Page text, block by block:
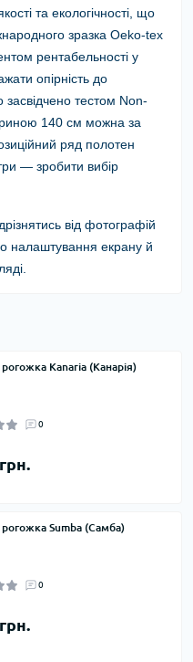
та екологічності, що
зразка Oeko-tex
рентабельності у
опірність до
засвідчено тестом Non-
140 см можна за
ряд полотен
— зробити вибір
від фотографій
налаштування екрану й
Kanaria (Канарія)
0
Sumba (Самба)
0